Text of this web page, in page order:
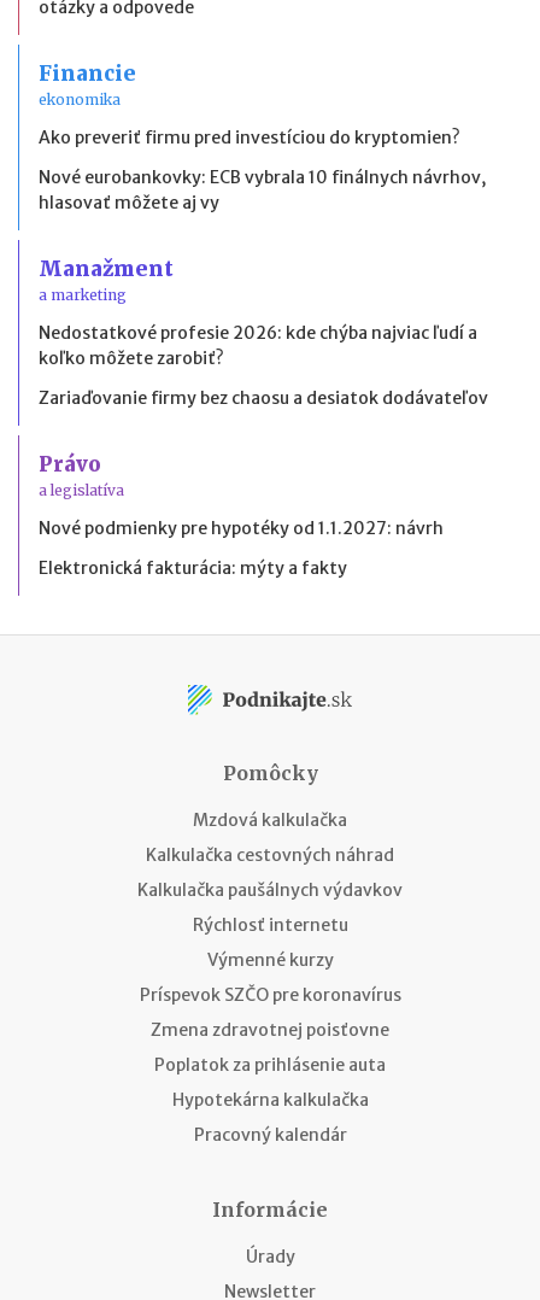
otázky a odpovede
Financie
ekonomika
Ako preveriť firmu pred investíciou do kryptomien?
Nové eurobankovky: ECB vybrala 10 finálnych návrhov,
hlasovať môžete aj vy
Manažment
a marketing
Nedostatkové profesie 2026: kde chýba najviac ľudí a
koľko môžete zarobiť?
Zariaďovanie firmy bez chaosu a desiatok dodávateľov
Právo
a legislatíva
Nové podmienky pre hypotéky od 1.1.2027: návrh
Elektronická fakturácia: mýty a fakty
Pomôcky
Mzdová kalkulačka
Kalkulačka cestovných náhrad
Kalkulačka paušálnych výdavkov
Rýchlosť internetu
Výmenné kurzy
Príspevok SZČO pre koronavírus
Zmena zdravotnej poisťovne
Poplatok za prihlásenie auta
Hypotekárna kalkulačka
Pracovný kalendár
Informácie
Úrady
Newsletter